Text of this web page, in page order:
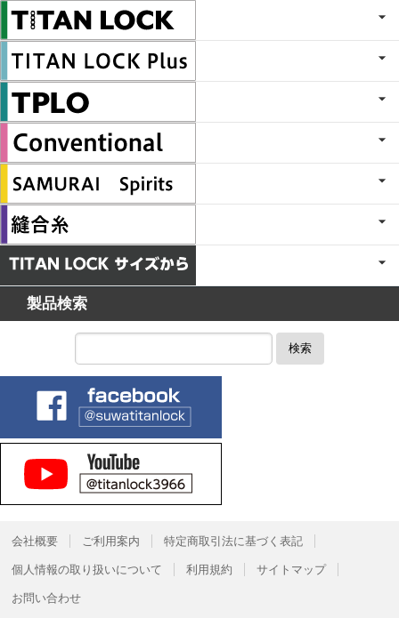
製品検索
検索
会社概要 ご利用案内 特定商取引法に基づく表記
個人情報の取り扱いについて 利用規約 サイトマップ
お問い合わせ